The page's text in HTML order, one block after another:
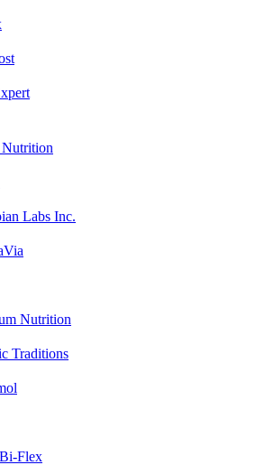
Labs Inc.
Nutrition
Traditions
Flex